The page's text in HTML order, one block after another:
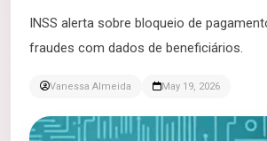
INSS alerta sobre bloqueio de
fraudes com dados de beneficiários.
Vanessa Almeida May 19, 2026